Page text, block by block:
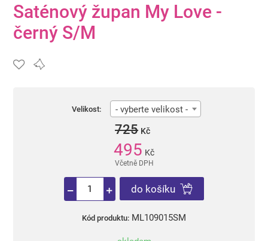
Saténový župan My Love -
černý S/M
Velikost: - vyberte velikost -
725 Kč
495 Kč
Včetně DPH
do košíku
Kód produktu: ML109015SM